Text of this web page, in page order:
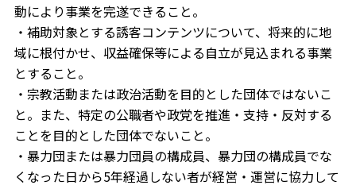
動により事業を完遂できること。
・補助対象とする誘客コンテンツについて、将来的に地
域に根付かせ、収益確保等による自立が見込まれる事業
とすること。
・宗教活動または政治活動を目的とした団体ではないこ
と。また、特定の公職者や政党を推進・支持・反対する
ことを目的とした団体でないこと。
・暴力団または暴力団員の構成員、暴力団の構成員でな
くなった日から5年経過しない者が経営・運営に協力して